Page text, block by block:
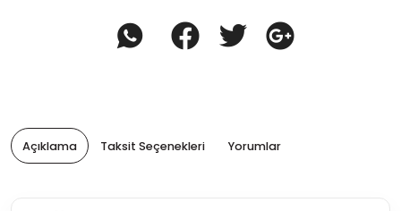
Açıklama Taksit Seçenekleri Yorumlar